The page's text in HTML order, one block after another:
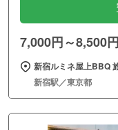
7,000円～8,500円
新宿ルミネ屋上BBQ
新宿駅／東京都